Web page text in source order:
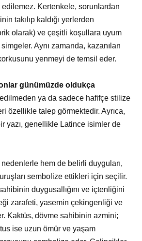
Kertenkele, sorunlardan
takılıp kaldığı yerlerden
olarak) ve çeşitli koşullara uyum
Aynı zamanda, kazanılan
yenmeyi de temsil eder.
günümüzde oldukça
ya da sadece hafifçe stilize
özellikle talep görmektedir. Ayrıca,
yazı, genellikle Latince isimler de
hem de belirli duyguları,
sembolize ettikleri için seçilir.
duygusallığını ve içtenliğini
zarafeti, yasemin çekingenliği ve
Kaktüs, dövme sahibinin azmini;
ise uzun ömür ve yaşam